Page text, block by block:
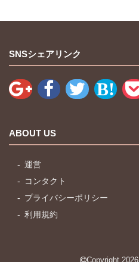
SNSシェアリンク
ABOUT US
運営
コンタクト
プライバシーポリシー
利用規約
Copyright 2026